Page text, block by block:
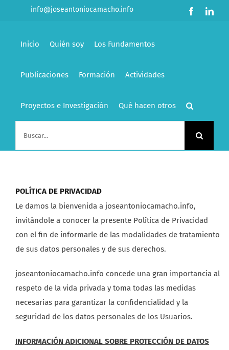
info@joseantoniocamacho.info Facebook
Inicio Quién soy Los Fundamentos
Publicaciones Formación Actividades
Proyectos e Investigación Qué hacen otros
POLÍTICA DE PRIVACIDAD
Le damos la bienvenida a joseantoniocamacho.info,
invitándole a conocer la presente Política de Privacidad
con el fin de informarle de las modalidades de tratamiento
de sus datos personales y de sus derechos.
joseantoniocamacho.info concede una gran importancia al
respeto de la vida privada y toma todas las medidas
necesarias para garantizar la confidencialidad y la
seguridad de los datos personales de los Usuarios.
INFORMACIÓN ADICIONAL SOBRE PROTECCIÓN DE DATOS